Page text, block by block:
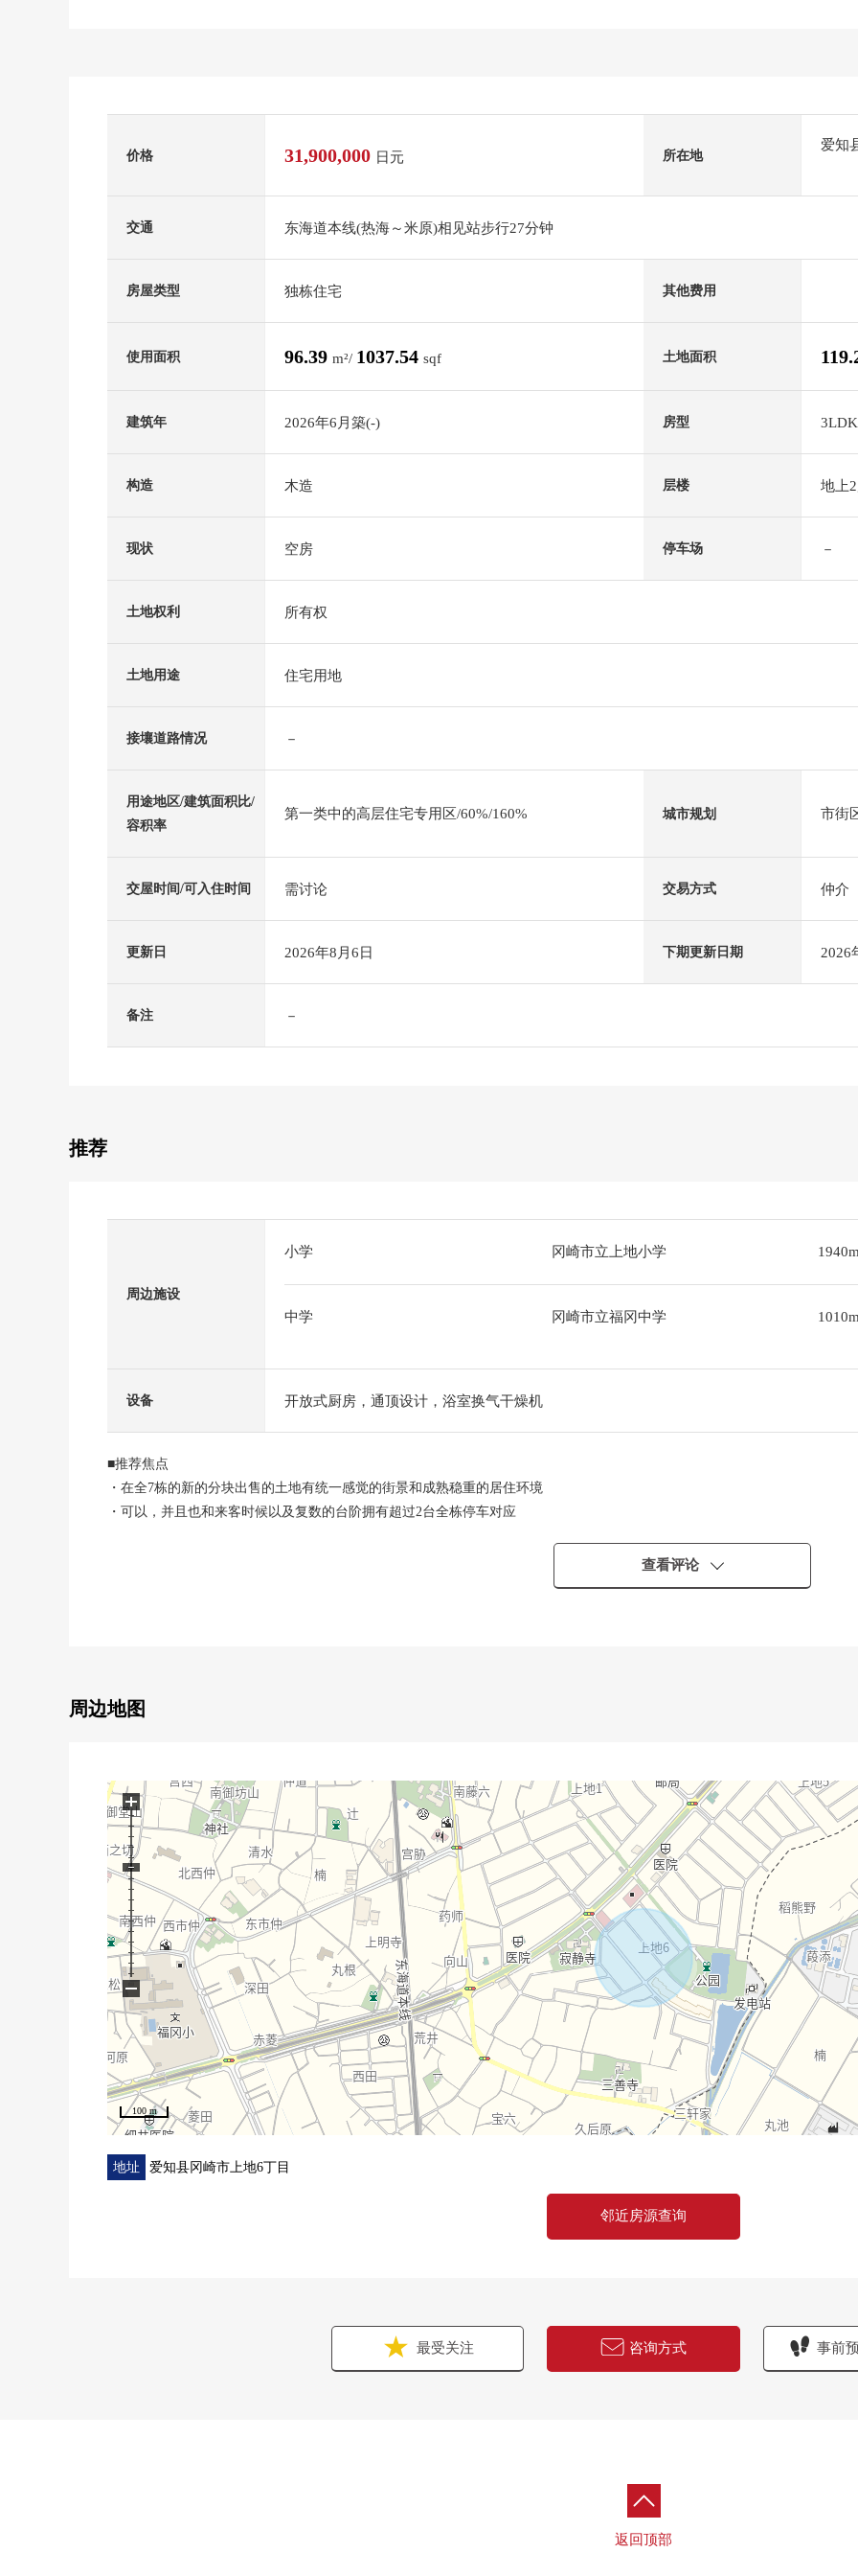
价格 31,900,000 日元 所在地
爱知
交通 东海道本线(热海～米原)相见站步行27分钟
房屋类型 独栋住宅 其他费用
使用面积 96.39 m²/ 1037.54 sqf 土地面积
建筑年 2026年6月築(-) 房型 3LDK
构造 木造 层楼 地上
现状 空房 停车场 －
土地权利 所有权
土地用途 住宅用地
接壤道路情况 －
用途地区/建筑面积比/
容积率
第一类中的高层住宅专用区/60%/160% 城市规划 市街
交屋时间/可入住时间 需讨论 交易方式 仲介
更新日 2026年8月6日 下期更新日期 2026
备注 －
推荐
周边施设
小学 冈崎市立上地小学
中学 冈崎市立福冈中学
设备 开放式厨房，通顶设计，浴室换气干燥机
■推荐焦点
・在全7栋的新的分块出售的土地有统一感觉的街景和成熟稳重的居住环境
・可以，并且也和来客时候以及复数的台阶拥有超过2台全栋停车对应
查看评论
周边地图
100 m
+
−
地址 爱知县冈崎市上地6丁目
邻近房源查询
最受关注 咨询方式 事前
返回顶部